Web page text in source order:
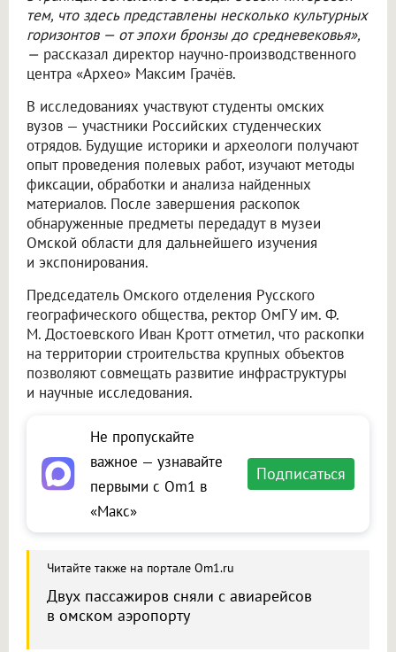
тем, что здесь представлены несколько культурных
горизонтов — от эпохи бронзы до средневековья»,
— рассказал директор научно-производственного
центра «Архео» Максим Грачёв.
В исследованиях участвуют студенты омских
вузов — участники Российских студенческих
отрядов. Будущие историки и археологи получают
опыт проведения полевых работ, изучают методы
фиксации, обработки и анализа найденных
материалов. После завершения раскопок
обнаруженные предметы передадут в музеи
Омской области для дальнейшего изучения
и экспонирования.
Председатель Омского отделения Русского
географического общества, ректор ОмГУ им. Ф.
М. Достоевского Иван Кротт отметил, что раскопки
на территории строительства крупных объектов
позволяют совмещать развитие инфраструктуры
и научные исследования.
Не пропускайте
важное — узнавайте
первыми с Om1 в
«Макс»
Подписаться
Читайте также на портале Om1.ru
Двух пассажиров сняли с авиарейсов
в омском аэропорту